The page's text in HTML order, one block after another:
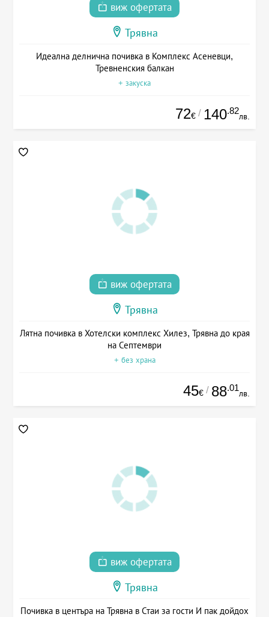
виж офертата
Трявна
Идеална делнична почивка в Комплекс Асеневци,
Тревненския балкан
+ закуска
72€ / 140.82
лв.
виж офертата
Трявна
Лятна почивка в Хотелски комплекс Хилез, Трявна до края
на Септември
+ без храна
45€ / 88.01
лв.
виж офертата
Трявна
Почивка в центъра на Трявна в Стаи за гости И пак дойдох